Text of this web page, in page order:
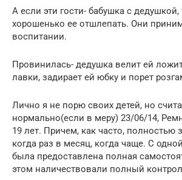
А если эти гости- бабушка с дедушкой,
хорошенько ее отшлепать. Они
воспитании.
Провинилась- дедушка велит ей
лавки, задирает ей юбку и порет
Лично я не порю своих детей, но
нормально(если в меру) 23/06/14,
19 лет. Причем, как часто, полностью
когда раз в месяц, когда чаще. С
была предоставлена полная
этом наличествовали полный